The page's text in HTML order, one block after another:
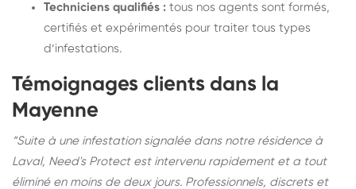
Techniciens qualifiés : tous nos agents sont formés,
certifiés et expérimentés pour traiter tous types
d’infestations.
Témoignages clients dans la
Mayenne
“Suite à une infestation signalée dans notre résidence à
Laval, Need's Protect est intervenu rapidement et a tout
éliminé en moins de deux jours. Professionnels, discrets et